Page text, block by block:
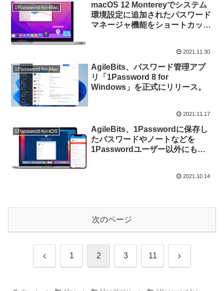
1Password-for-Mac
macOS 12 Montereyでシステム
環境設定に追加されたパスワード
マネージャ機能をショートカット
2021.11.30
1Password-for-Mac
AgileBits、パスワード管理アプ
リ「1Password 8 for
Windows」を正式にリリース。
2021.11.17
1Password-for-iOS
AgileBits、1Passwordに保存し
たパスワードやノートなどを
1Passwordユーザー以外にも共
2021.10.14
次のページ
前 1 2 3 11 次